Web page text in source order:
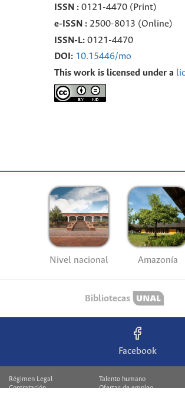
ISSN : 0121-4470 (Print)
e- ISSN : 2500-8013 (Online)
ISSN-L: 0121-4470
DOI: 10.15446/mo
This work is licensed under a
Nivel nacional Amazonía
Bibliotecas
Facebook
Régimen Legal
Talento humano
Contratación
Ofertas de empleo